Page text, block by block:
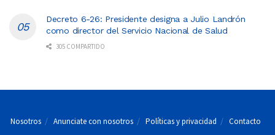
Decreto 6-26: Presidente designa a Julio Landrón
como director del Servicio Nacional de Salud
305 COMPARTIDO
Nosotros Anunciate con nosotros Políticas y privacidad Contacto